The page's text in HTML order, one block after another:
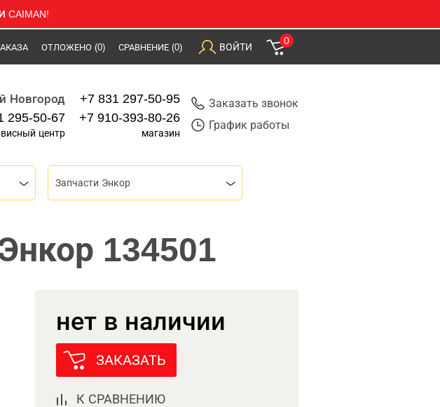
ОТЛОЖЕНО (0) СРАВНЕНИЕ (0) ВОЙТИ
0
Новгород
295-50-67
центр
+7 831 297-50-95
+7 910-393-80-26
магазин
Заказать звонок
График работы
Запчасти Энкор
134501
нет в наличии
ЗАКАЗАТЬ
К СРАВНЕНИЮ